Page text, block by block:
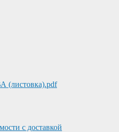
(листовка).pdf
с доставкой